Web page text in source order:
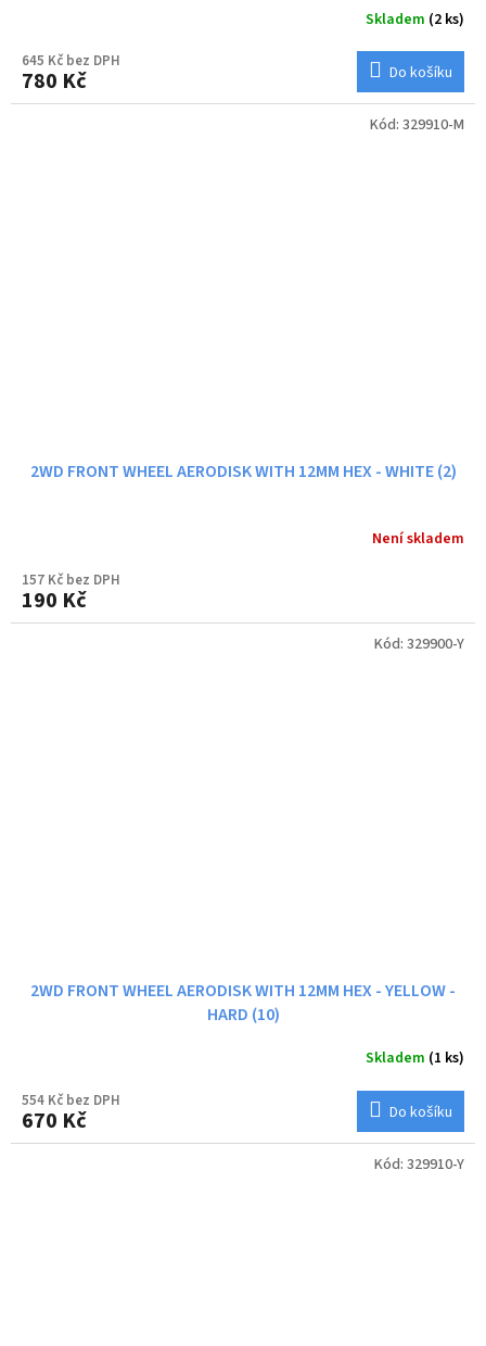
Skladem (2 ks)
645 Kč bez DPH
780 Kč Do košíku
2WD FRONT WHEEL AERODISK WITH 12MM HEX - WHITE (2)
Není skladem
157 Kč bez DPH
190 Kč
Kód: 329910-M
2WD FRONT WHEEL AERODISK WITH 12MM HEX - YELLOW -
HARD (10)
Skladem (1 ks)
554 Kč bez DPH
670 Kč Do košíku
Kód: 329900-Y
Kód: 329910-Y